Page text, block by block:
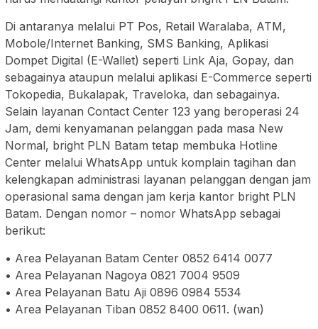
Di antaranya melalui PT Pos, Retail Waralaba, ATM,
Mobole/Internet Banking, SMS Banking, Aplikasi
Dompet Digital (E-Wallet) seperti Link Aja, Gopay, dan
sebagainya ataupun melalui aplikasi E-Commerce seperti
Tokopedia, Bukalapak, Traveloka, dan sebagainya.
Selain layanan Contact Center 123 yang beroperasi 24
Jam, demi kenyamanan pelanggan pada masa New
Normal, bright PLN Batam tetap membuka Hotline
Center melalui WhatsApp untuk komplain tagihan dan
kelengkapan administrasi layanan pelanggan dengan jam
operasional sama dengan jam kerja kantor bright PLN
Batam. Dengan nomor – nomor WhatsApp sebagai
berikut:
• Area Pelayanan Batam Center 0852 6414 0077
• Area Pelayanan Nagoya 0821 7004 9509
• Area Pelayanan Batu Aji 0896 0984 5534
• Area Pelayanan Tiban 0852 8400 0611. (wan)